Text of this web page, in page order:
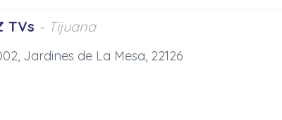
TVs - Tijuana
Jardines de La Mesa, 22126